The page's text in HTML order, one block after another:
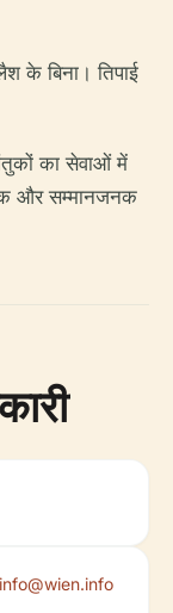
के बिना। तिपाई
का सेवाओं में
और सम्मानजनक
info@wien.info